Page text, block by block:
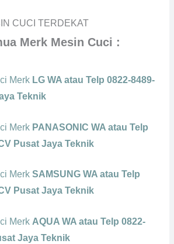
Merk Mesin Cuci :
Merk LG WA atau Telp 0822-8489-
Teknik
Merk PANASONIC WA atau Telp
Pusat Jaya Teknik
Merk SAMSUNG WA atau Telp
Pusat Jaya Teknik
Merk AQUA WA atau Telp 0822-
Jaya Teknik